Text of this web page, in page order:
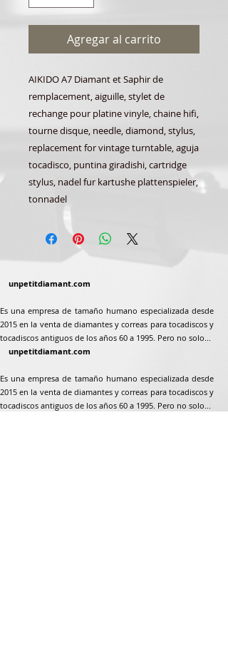
Agregar al carrito
AIKIDO A7 Diamant et Saphir de
remplacement, aiguille, stylet de
rechange pour platine vinyle, chaine hifi,
tourne disque, needle, diamond, stylus,
replacement for vintage turntable, aguja
tocadisco, puntina giradishi, cartridge
stylus, nadel fur kartushe plattenspieler,
tonnadel
unpetitdiamant.com
Es una empresa de tamaño humano especializada desde
2015 en la venta de diamantes y correas para tocadiscos y
tocadiscos antiguos de los años 60 a 1995. Pero no solo...
unpetitdiamant.com
Es una empresa de tamaño humano especializada desde
2015 en la venta de diamantes y correas para tocadiscos y
tocadiscos antiguos de los años 60 a 1995. Pero no solo...